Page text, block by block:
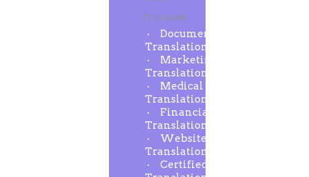
Translated
Document
Translation
Marketing
Translation
Medical
Translation
Financial
Translation
Website
Translation
Certified